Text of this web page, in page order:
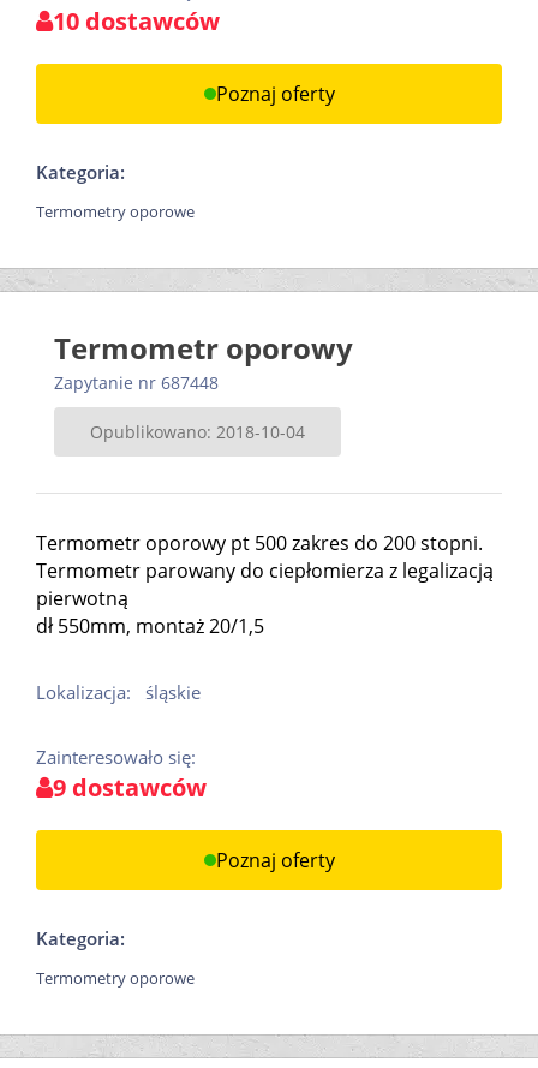
10 dostawców
Poznaj oferty
Kategoria:
Termometry oporowe
Termometr oporowy
Zapytanie nr 687448
Opublikowano: 2018-10-04
Termometr oporowy pt 500 zakres do 200 stopni.
Termometr parowany do ciepłomierza z legalizacją
pierwotną
dł 550mm, montaż 20/1,5
Lokalizacja: śląskie
Zainteresowało się:
9 dostawców
Poznaj oferty
Kategoria:
Termometry oporowe